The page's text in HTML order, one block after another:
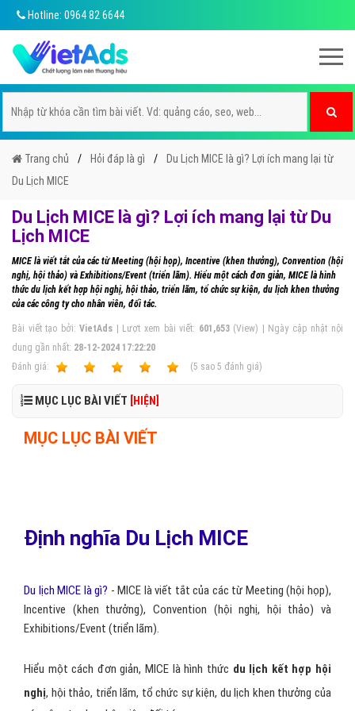
Hotline: 0964 82 6644
Trang chủ Hỏi đáp là gì
Du Lịch MICE là gì? Lợi ích mang lại từ
Du Lịch MICE
Du Lịch MICE là gì? Lợi ích mang lại từ Du
Lịch MICE
MICE là viết tắt của các từ Meeting (hội họp), Incentive (khen thưởng), Convention (hội
nghị, hội thảo) và Exhibitions/Event (triển lãm). Hiểu một cách đơn giản, MICE là hình
thức du lịch kết hợp hội nghị, hội thảo, triển lãm, tổ chức sự kiện, du lịch khen thưởng
của các công ty cho nhân viên, đối tác.
Bài viết tạo bởi:VietAds | Lượt xem bài viết: 601,653(View) | Ngày cập nhật nội
dung gần nhất: 28-12-2024 17:22:20
Ðánh giá:
(5 sao 5 đánh giá)
MỤC LỤC BÀI VIẾT [HIỆN]
MỤC LỤC BÀI VIẾT
Định nghĩa Du Lịch MICE
Du lịch MICE là gì? - MICE là viết tắt của các từ Meeting (hội họp),
Incentive (khen thưởng), Convention (hội nghị, hội thảo) và
Exhibitions/Event (triển lãm).
Hiểu một cách đơn giản, MICE là hình thức du lịch kết hợp hội
nghị, hội thảo, triển lãm, tổ chức sự kiện, du lịch khen thưởng của